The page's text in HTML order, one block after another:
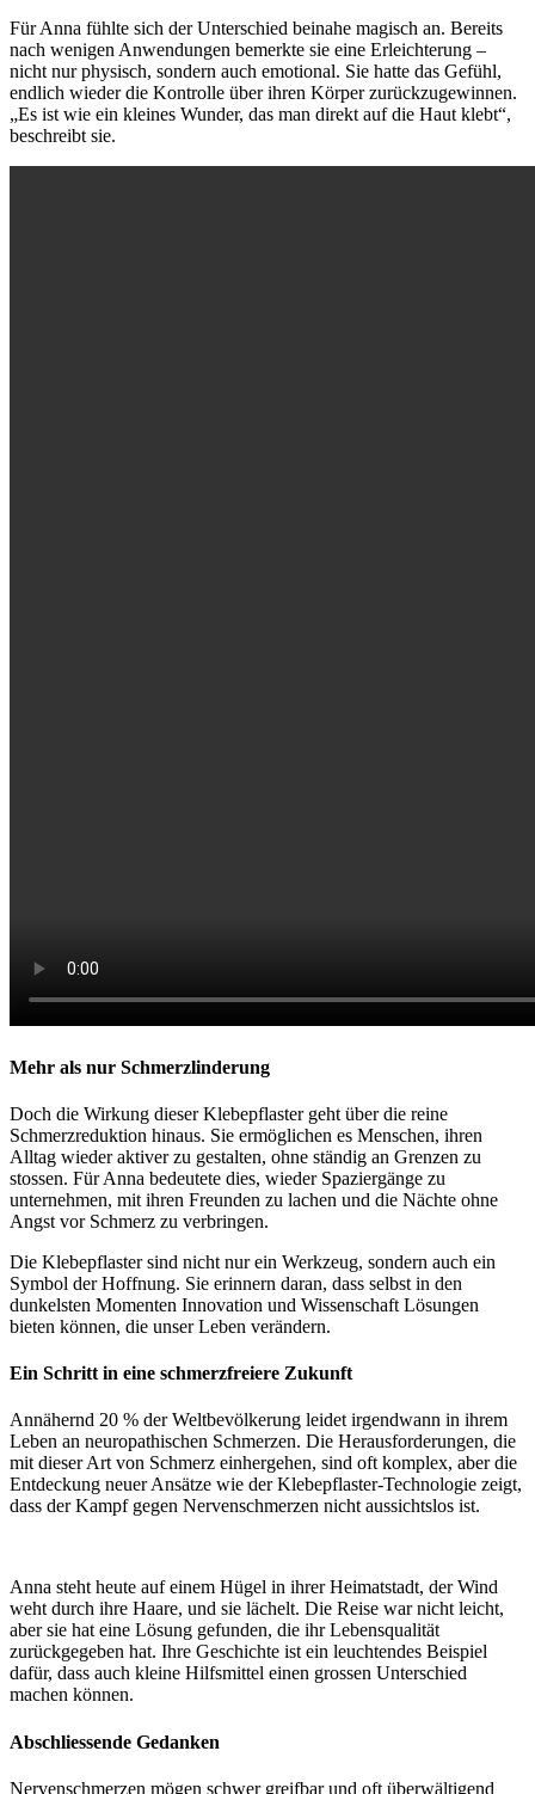
Für Anna fühlte sich der Unterschied beinahe magisch an. Bereits
nach wenigen Anwendungen bemerkte sie eine Erleichterung –
nicht nur physisch, sondern auch emotional. Sie hatte das Gefühl,
endlich wieder die Kontrolle über ihren Körper zurückzugewinnen.
„Es ist wie ein kleines Wunder, das man direkt auf die Haut klebt“,
beschreibt sie.
Mehr als nur Schmerzlinderung
Doch die Wirkung dieser Klebepflaster geht über die reine
Schmerzreduktion hinaus. Sie ermöglichen es Menschen, ihren
Alltag wieder aktiver zu gestalten, ohne ständig an Grenzen zu
stossen. Für Anna bedeutete dies, wieder Spaziergänge zu
unternehmen, mit ihren Freunden zu lachen und die Nächte ohne
Angst vor Schmerz zu verbringen.
Die Klebepflaster sind nicht nur ein Werkzeug, sondern auch ein
Symbol der Hoffnung. Sie erinnern daran, dass selbst in den
dunkelsten Momenten Innovation und Wissenschaft Lösungen
bieten können, die unser Leben verändern.
Ein Schritt in eine schmerzfreiere Zukunft
Annähernd 20 % der Weltbevölkerung leidet irgendwann in ihrem
Leben an neuropathischen Schmerzen. Die Herausforderungen, die
mit dieser Art von Schmerz einhergehen, sind oft komplex, aber die
Entdeckung neuer Ansätze wie der Klebepflaster-Technologie zeigt,
dass der Kampf gegen Nervenschmerzen nicht aussichtslos ist.
Anna steht heute auf einem Hügel in ihrer Heimatstadt, der Wind
weht durch ihre Haare, und sie lächelt. Die Reise war nicht leicht,
aber sie hat eine Lösung gefunden, die ihr Lebensqualität
zurückgegeben hat. Ihre Geschichte ist ein leuchtendes Beispiel
dafür, dass auch kleine Hilfsmittel einen grossen Unterschied
machen können.
Abschliessende Gedanken
Nervenschmerzen mögen schwer greifbar und oft überwältigend